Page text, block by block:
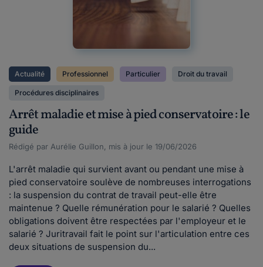
Actualité Professionnel Particulier Droit du travail
Procédures disciplinaires
Arrêt maladie et mise à pied conservatoire : le
guide
Rédigé par Aurélie Guillon, mis à jour le 19/06/2026
L'arrêt maladie qui survient avant ou pendant une mise à
pied conservatoire soulève de nombreuses interrogations
: la suspension du contrat de travail peut-elle être
maintenue ? Quelle rémunération pour le salarié ? Quelles
obligations doivent être respectées par l'employeur et le
salarié ? Juritravail fait le point sur l'articulation entre ces
deux situations de suspension du...